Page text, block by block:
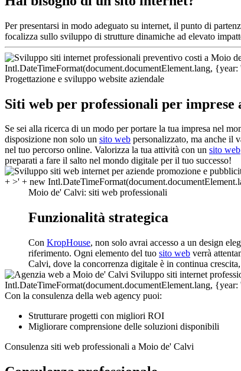
Per presentarsi in modo adeguato su internet, il punto di
focalizza sullo sviluppo di strutture dinamiche ad elevato
Progettazione e sviluppo website aziendale
Siti web per professionali per
Se sei alla ricerca di un modo per portare la tua impresa nel
disposizione non solo un sito web personalizzato, ma anche il
nel tuo percorso online. Valorizza la tua attività con un sito web
preparati a fare il salto nel mondo digitale per il tuo successo!
Moio de' Calvi: siti web professionali
Funzionalità strategica
Con KropHouse, non solo avrai accesso a un design
riferimento. Ogni elemento del tuo sito web verrà
Calvi, dove la concorrenza digitale è in continua
Con la consulenza della web agency puoi:
Strutturare progetti con migliori ROI
Migliorare comprensione delle soluzioni disponibili
Consulenza siti web professionali a Moio de' Calvi